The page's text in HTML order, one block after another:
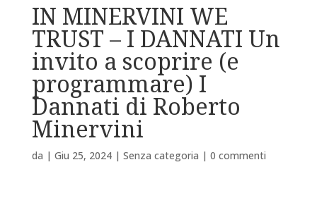
IN MINERVINI WE
TRUST – I DANNATI Un
invito a scoprire (e
programmare) I
Dannati di Roberto
Minervini
da | Giu 25, 2024| Senza categoria | 0 commenti